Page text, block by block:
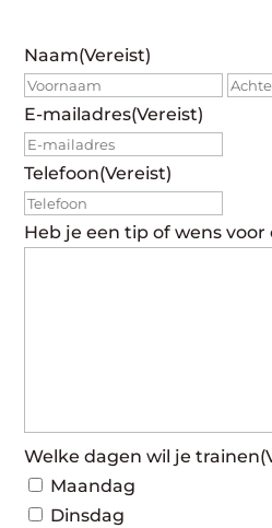
Naam(Vereist)
E-mailadres(Vereist)
Telefoon(Vereist)
Heb je een tip of wens voor
Welke dagen wil je trainen
Maandag
Dinsdag